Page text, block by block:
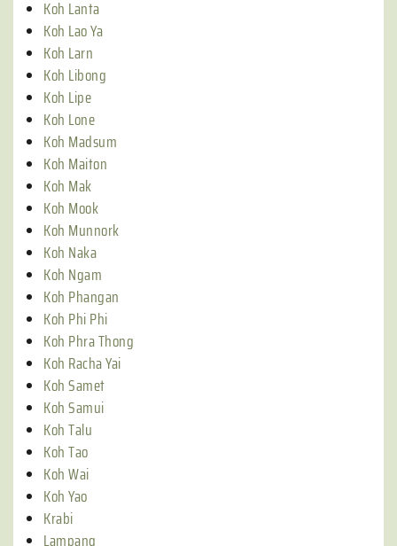
Koh Lanta
Koh Lao Ya
Koh Larn
Koh Libong
Koh Lipe
Koh Lone
Koh Madsum
Koh Maiton
Koh Mak
Koh Mook
Koh Munnork
Koh Naka
Koh Ngam
Koh Phangan
Koh Phi Phi
Koh Phra Thong
Koh Racha Yai
Koh Samet
Koh Samui
Koh Talu
Koh Tao
Koh Wai
Koh Yao
Krabi
Lampang